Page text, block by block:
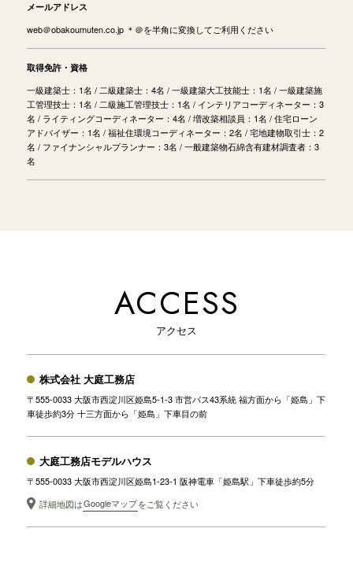
メールアドレス
web＠obakoumuten.co.jp ＊＠を半角に変換してご利用ください
取得免許・資格
一級建築士：1名 / 二級建築士：4名 / 一級建築大工技能士：1名 / 一級建築施
工管理技士：1名 / 二級施工管理技士：1名 / インテリアコーディネーター：3
名 / ライティングコーディネーター：4名 / 増改築相談員：1名 / 住宅ローン
アドバイザー：1名 / 福祉住環境コーディネーター：2名 / 宅地建物取引士：2
名 / ファイナンシャルプランナー：3名 / 一般建築物石綿含有建材調査者：3
名
ACCESS
アクセス
株式会社 大庭工務店
〒555-0033 大阪市西淀川区姫島5-1-3 市営バス43系統 福方面から「姫島」下
車徒歩約3分 十三方面から「姫島」下車目の前
大庭工務店モデルハウス
〒555-0033 大阪市西淀川区姫島1-23-1 阪神電車「姫島駅」下車徒歩約5分
詳細地図はGoogleマップをご覧ください